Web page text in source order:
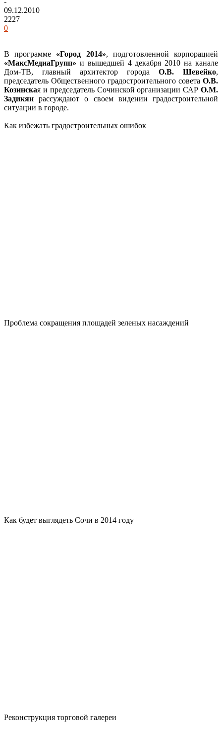
09.12.2010
2227
0
В программе «Город 2014», подготовленной корпорацией
«МаксМедиаГрупп» и вышедшей 4 декабря 2010 на канале
Дом-ТВ, главный архитектор города О.В. Шевейко,
председатель Общественного градостроительного совета О.В.
Козинская и председатель Сочинской организации САР О.М.
Задикян рассуждают о своем видении градостроительной
ситуации в городе.
Как избежать градостроительных ошибок
Проблема сокращения площадей зеленых насаждений
Как будет выглядеть Сочи в 2014 году
Реконструкция торговой галереи